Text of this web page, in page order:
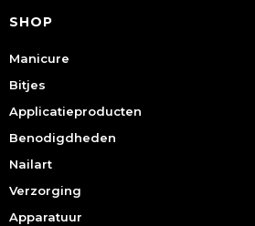
SHOP
Manicure
Bitjes
Applicatieproducten
Benodigdheden
Nailart
Verzorging
Apparatuur